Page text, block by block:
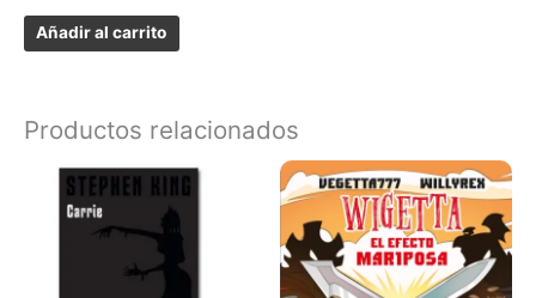
Añadir al carrito
Productos relacionados